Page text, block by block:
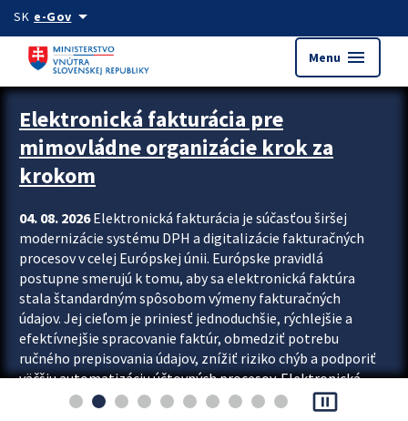
Preskocit na hlavný obsah
SK e-Govarrow_drop_down
Menu menu
Zastavit automatický posun upútavok
Elektronická fakturácia pre
mimovládne organizácie krok za
krokom
04. 08. 2026Elektronická fakturácia je súčasťou širšej
modernizácie systému DPH a digitalizácie fakturačných
procesov v celej Európskej únii. Európske pravidlá
postupne smerujú k tomu, aby sa elektronická faktúra
stala štandardným spôsobom výmeny fakturačných
údajov. Jej cieľom je priniesť jednoduchšie, rýchlejšie a
efektívnejšie spracovanie faktúr, obmedziť potrebu
ručného prepisovania údajov, znížiť riziko chýb a podporiť
väčšiu automatizáciu účtovných procesov. Elektronická
fakturácia preto nepredstavuje...
pause_presentation